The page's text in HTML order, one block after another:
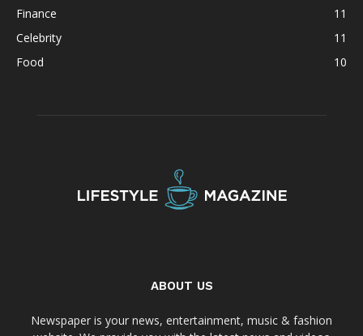
Finance
11
Celebrity
11
Food
10
ABOUT US
Newspaper is your news, entertainment, music & fashion